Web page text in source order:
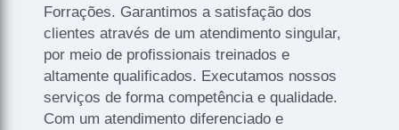
Forrações. Garantimos a satisfação dos
clientes através de um atendimento singular,
por meio de profissionais treinados e
altamente qualificados. Executamos nossos
serviços de forma competência e qualidade.
Com um atendimento diferenciado e